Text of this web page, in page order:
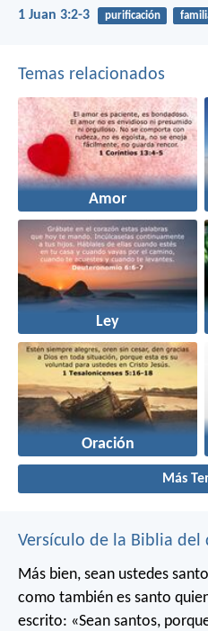
1 Juan 3:2-3 purificación
Temas relacionados
Amor
Ley
Oración
Más
Versículo de la Biblia del
Más bien, sean ustedes
como también es santo
escrito: «Sean santos,